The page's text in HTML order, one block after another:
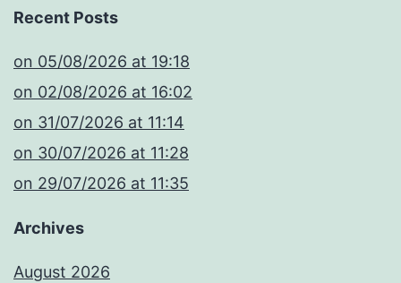
Recent Posts
​on 05/08/2026 at 19:18
​on 02/08/2026 at 16:02
​on 31/07/2026 at 11:14
​on 30/07/2026 at 11:28
​on 29/07/2026 at 11:35
Archives
August 2026